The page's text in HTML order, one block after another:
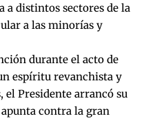
a distintos sectores de la
a las minorías y
durante el acto de
espíritu revanchista y
Presidente arrancó su
contra la gran